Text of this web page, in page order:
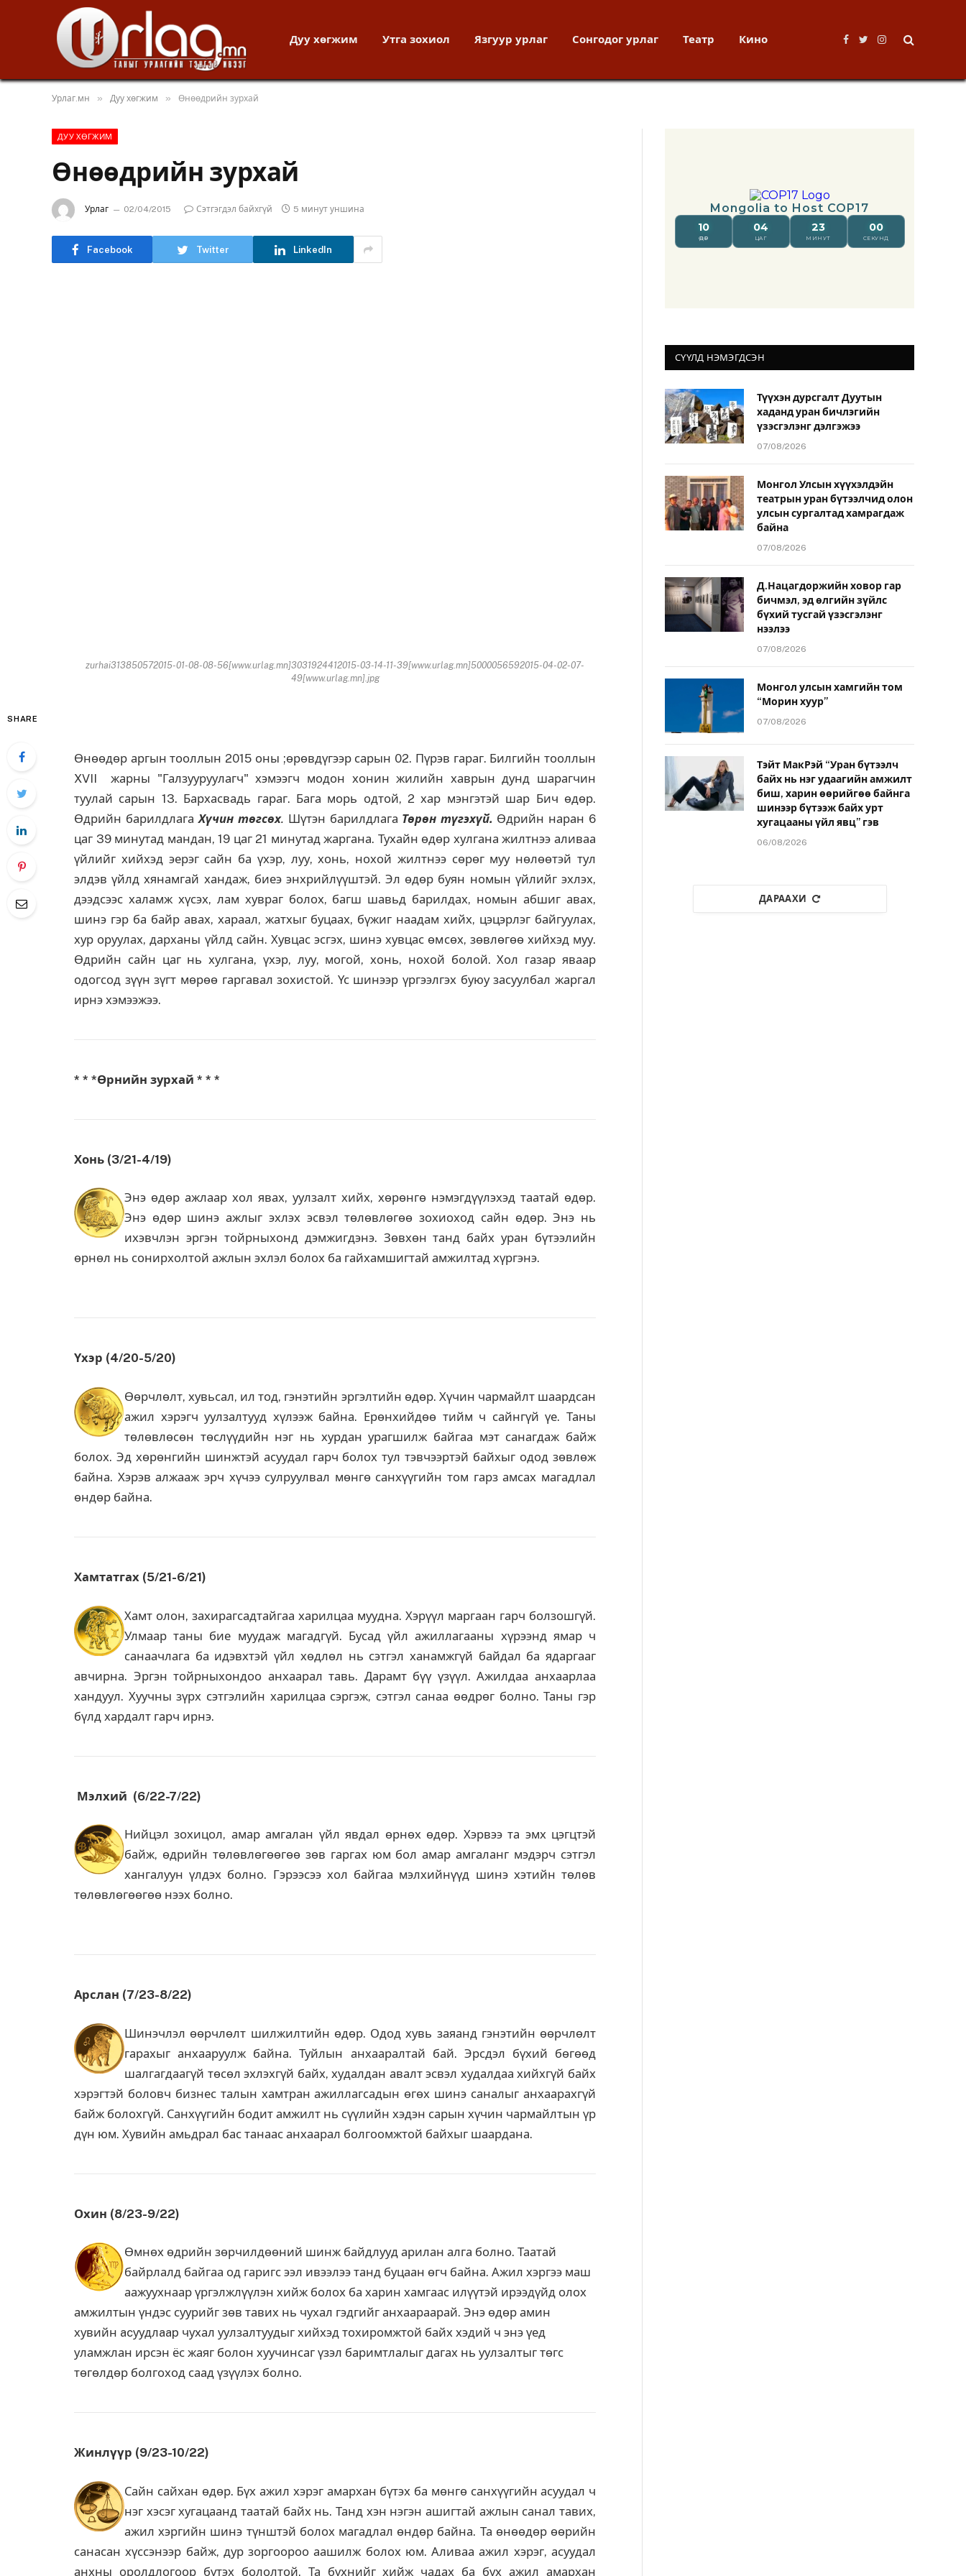
Дуу хөгжим Утга зохиол Язгуур урлаг Сонгодог урлаг Театр Кино
Facebook
TwitterInstagram
Урлаг.мн » Дуу хөгжим » Өнөөдрийн зурхай
ДУУ ХӨГЖИМ
Өнөөдрийн зурхай
Урлаг 02/04/2015 Сэтгэгдэл байхгүй 5 минут уншина
Facebook Twitter LinkedIn
zurhai313850572015-01-08-08-56[www.urlag.mn]3031924412015-03-14-11-39[www.urlag.mn]5000056592015-04-02-07-
49[www.urlag.mn].jpg
SHARE
Өнөөдөр аргын тооллын 2015 оны ;өрөвдүгээр сарын 02. Пүрэв гараг. Билгийн тооллын
XVII жарны "Галзууруулагч" хэмээгч модон хонин жилийн хаврын дунд шарагчин
туулай сарын 13. Бархасвадь гараг. Бага морь одтой, 2 хар мэнгэтэй шар Бич өдөр.
Өдрийн барилдлага Хүчин төгсөх. Шүтэн барилдлага Төрөн түгэхүй. Өдрийн наран 6
цаг 39 минутад мандан, 19 цаг 21 минутад жаргана. Тухайн өдөр хулгана жилтнээ аливаа
үйлийг хийхэд эерэг сайн ба үхэр, луу, хонь, нохой жилтнээ сөрөг муу нөлөөтэй тул
элдэв үйлд хянамгай хандаж, биеэ энхрийлүүштэй. Эл өдөр буян номын үйлийг эхлэх,
дээдсээс халамж хүсэх, лам хувраг болох, багш шавьд барилдах, номын абшиг авах,
шинэ гэр ба байр авах, хараал, жатхыг буцаах, бүжиг наадам хийх, цэцэрлэг байгуулах,
хур оруулах, дарханы үйлд сайн. Хувцас эсгэх, шинэ хувцас өмсөх, зөвлөгөө хийхэд муу.
Өдрийн сайн цаг нь хулгана, үхэр, луу, могой, хонь, нохой болой. Хол газар яваар
одогсод зүүн зүгт мөрөө гаргавал зохистой. Үс шинээр үргээлгэх буюу засуулбал жаргал
ирнэ хэмээжээ.
* * *Өрнийн зурхай * * *
Хонь (3/21-4/19)
Энэ өдөр ажлаар хол явах, уулзалт хийх, хөрөнгө нэмэгдүүлэхэд таатай өдөр.
Энэ өдөр шинэ ажлыг эхлэх эсвэл төлөвлөгөө зохиоход сайн өдөр. Энэ нь
ихэвчлэн эргэн тойрныхонд дэмжигдэнэ. Зөвхөн танд байх уран бүтээлийн
өрнөл нь сонирхолтой ажлын эхлэл болох ба гайхамшигтай амжилтад хүргэнэ.
Үхэр (4/20-5/20)
Өөрчлөлт, хувьсал, ил тод, гэнэтийн эргэлтийн өдөр. Хүчин чармайлт шаардсан
ажил хэрэгч уулзалтууд хүлээж байна. Ерөнхийдөө тийм ч сайнгүй үе. Таны
төлөвлөсөн төслүүдийн нэг нь хурдан урагшилж байгаа мэт санагдаж байж
болох. Эд хөрөнгийн шинжтэй асуудал гарч болох тул тэвчээртэй байхыг одод зөвлөж
байна. Хэрэв алжааж эрч хүчээ сулруулвал мөнгө санхүүгийн том гарз амсах магадлал
өндөр байна.
Хамтатгах (5/21-6/21)
Хамт олон, захирагсадтайгаа харилцаа муудна. Хэрүүл маргаан гарч болзошгүй.
Улмаар таны бие муудаж магадгүй. Бусад үйл ажиллагааны хүрээнд ямар ч
санаачлага ба идэвхтэй үйл хөдлөл нь сэтгэл ханамжгүй байдал ба ядаргааг
авчирна. Эргэн тойрныхондоо анхаарал тавь. Дарамт бүү үзүүл. Ажилдаа анхаарлаа
хандуул. Хуучны зүрх сэтгэлийн харилцаа сэргэж, сэтгэл санаа өөдрөг болно. Таны гэр
бүлд хардалт гарч ирнэ.
Мэлхий (6/22-7/22)
Нийцэл зохицол, амар амгалан үйл явдал өрнөх өдөр. Хэрвээ та эмх цэгцтэй
байж, өдрийн төлөвлөгөөгөө зөв гаргах юм бол амар амгаланг мэдэрч сэтгэл
хангалуун үлдэх болно. Гэрээсээ хол байгаа мэлхийнүүд шинэ хэтийн төлөв
төлөвлөгөөгөө нээх болно.
Арслан (7/23-8/22)
Шинэчлэл өөрчлөлт шилжилтийн өдөр. Одод хувь заяанд гэнэтийн өөрчлөлт
гарахыг анхааруулж байна. Туйлын анхааралтай бай. Эрсдэл бүхий бөгөөд
шалгагдаагүй төсөл эхлэхгүй байх, худалдан авалт эсвэл худалдаа хийхгүй байх
хэрэгтэй боловч бизнес талын хамтран ажиллагсадын өгөх шинэ саналыг анхаарахгүй
байж болохгүй. Санхүүгийн бодит амжилт нь сүүлийн хэдэн сарын хүчин чармайлтын үр
дүн юм. Хувийн амьдрал бас танаас анхаарал болгоомжтой байхыг шаардана.
Охин (8/23-9/22)
Өмнөх өдрийн зөрчилдөөний шинж байдлууд арилан алга болно. Таатай
байрлалд байгаа од гаригс ээл ивээлээ танд буцаан өгч байна. Ажил хэргээ маш
аажуухнаар үргэлжлүүлэн хийж болох ба харин хамгаас илүүтэй ирээдүйд олох
амжилтын үндэс суурийг зөв тавих нь чухал гэдгийг анхаараарай. Энэ өдөр амин
хувийн acуудлaap чухал уулзалтуудыг хийхэд тохиромжтой байх хэдий ч энэ үед
уламжлан ирсэн ёс жаяг болон хуучинсаг үзэл баримтлалыг дагах нь уулзалтыг төгс
төгөлдөр болгоход саад үзүүлэх болно.
Жинлүүр (9/23-10/22)
Сайн сайхан өдөр. Бүх ажил хэрэг амархан бүтэх ба мөнгө санхүүгийн асуудал ч
нэг хэсэг хугацаанд таатай байх нь. Танд хэн нэгэн ашигтай ажлын санал тавих,
ажил хэргийн шинэ түнштэй болох магадлал өндөр байна. Та өнөөдөр өөрийн
санасан хүссэнээр байж, дур зоргоороо аашилж болох юм. Аливаа ажил хэрэг, асуудал
анхны оролдлогоор бүтэх бололтой. Та бүхнийг хийж чадах ба бүх ажил амархан
СҮҮЛД НЭМЭГДСЭН
Түүхэн дурсгалт Дуутын
хаданд уран бичлэгийн
үзэсгэлэнг дэлгэжээ
07/08/2026
Монгол Улсын хүүхэлдэйн
театрын уран бүтээлчид олон
улсын сургалтад хамрагдаж
байна
07/08/2026
Д.Нацагдоржийн ховор гар
бичмэл, эд өлгийн зүйлс
бүхий тусгай үзэсгэлэнг
нээлээ
07/08/2026
Монгол улсын хамгийн том
“Морин хуур”
07/08/2026
Тэйт МакРэй “Уран бүтээлч
байх нь нэг удаагийн амжилт
биш, харин өөрийгөө байнга
шинээр бүтээж байх урт
хугацааны үйл явц” гэв
06/08/2026
ДАРААХИ